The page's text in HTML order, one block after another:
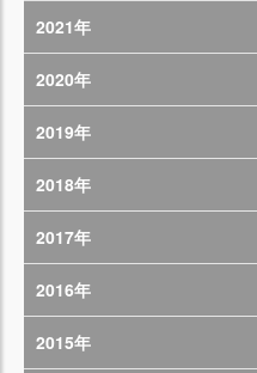
2021年
2020年
2019年
2018年
2017年
2016年
2015年